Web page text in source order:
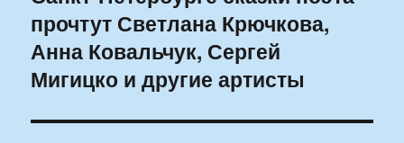
прочтут Светлана Крючкова,
Анна Ковальчук, Сергей
Мигицко и другие артисты